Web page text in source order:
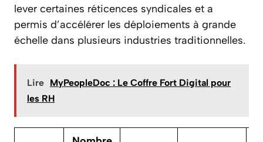
lever certaines réticences syndicales et a
permis d’accélérer les déploiements à grande
échelle dans plusieurs industries traditionnelles.
Lire MyPeopleDoc : Le Coffre Fort Digital pour
les RH